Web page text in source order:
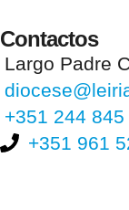
Contactos
Largo Padre
+351 244 845
+351 961